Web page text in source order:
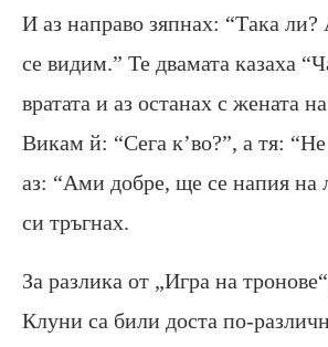
И аз направо зяпнах: “Така
се видим.” Те двамата казаха
вратата и аз останах с жената
Викам й: “Сега к’во?”, а тя:
аз: “Ами добре, ще се напия на
си тръгнах.
За разлика от „Игра на
Клуни са били доста по-